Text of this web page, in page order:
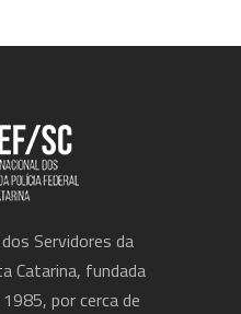
Servidores da
Catarina, fundada
por cerca de